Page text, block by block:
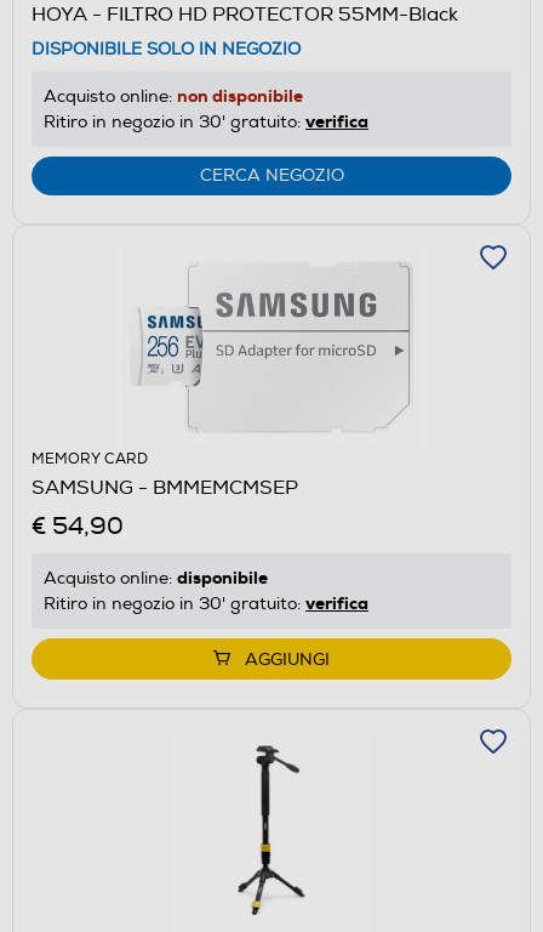
HOYA - FILTRO HD PROTECTOR 55MM-Black
DISPONIBILE SOLO IN NEGOZIO
Acquisto online: non disponibile
Ritiro in negozio in 30' gratuito: verifica
CERCA NEGOZIO
MEMORY CARD
SAMSUNG - BMMEMCMSEP
€ 54,90
Acquisto online: disponibile
Ritiro in negozio in 30' gratuito: verifica
AGGIUNGI